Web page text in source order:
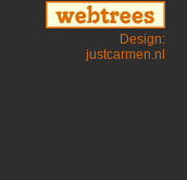
Design:
justcarmen.nl